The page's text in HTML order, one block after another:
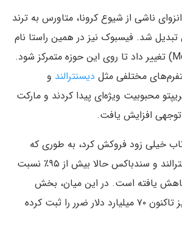
ناشی از شیوع کرونا، متاورس به ترند
شد. فیسبوک نیز در همین راستا نام
خودش را به متا (Meta) تغییر داد تا روی این حوزه متمرکز شود.
مختلفی مثل دیسنترالند و
محبوبیت ویژه‌ای پیدا کردند و مارکت
افزایش یافت.
خیلی زود فروکش کرد،‌ به طوری که
ارزش توکن‌های دیسنترالند و سندباکس حالا بیش از ۹۵٪ نسبت
یافته است. در این میان، بخش
متاورس شرکت متا نیز تاکنون ۷۰ میلیارد دلار ضرر را ثبت کرده